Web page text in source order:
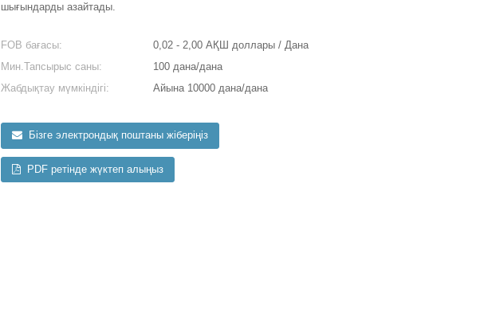
шығындарды азайтады.
FOB бағасы:
0,02 - 2,00 АҚШ доллары / Дана
Мин.Тапсырыс саны:
100 дана/дана
Жабдықтау мүмкіндігі:
Айына 10000 дана/дана
Бізге электрондық поштаны жіберіңіз
PDF ретінде жүктеп алыңыз